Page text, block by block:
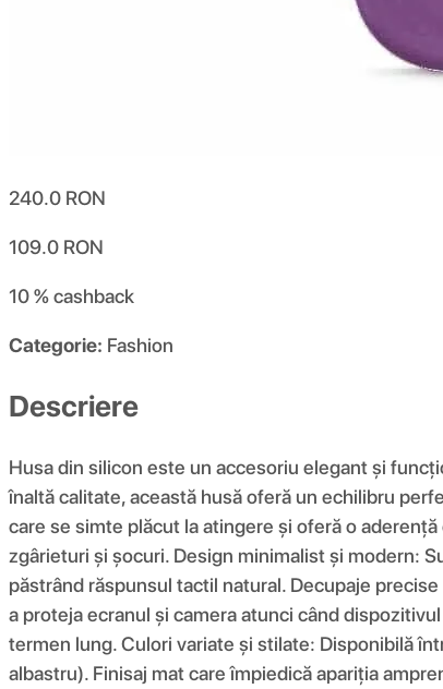
240.0 RON
109.0 RON
10 %cashback
Categorie: Fashion
Descriere
Husa din silicon este un accesoriu elegant și
înaltă calitate, această husă oferă un echilibru
care se simte plăcut la atingere și oferă o
zgârieturi și șocuri. Design minimalist și modern:
păstrând răspunsul tactil natural. Decupaje
a proteja ecranul și camera atunci când
termen lung. Culori variate și stilate: Disponibilă
albastru). Finisaj mat care împiedică apariția